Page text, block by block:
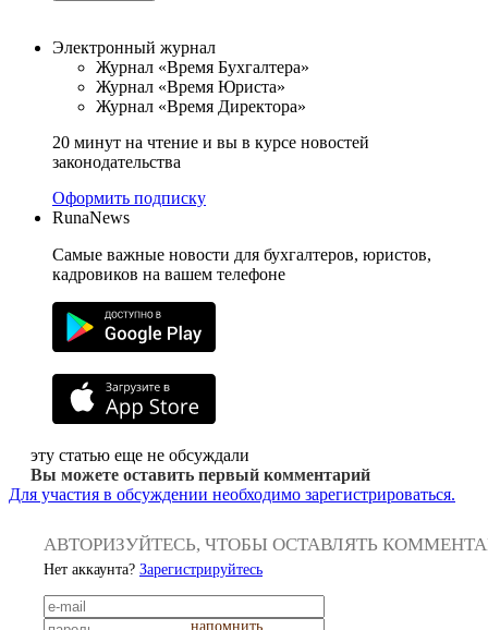
Электронный журнал
Журнал «Время Бухгалтера»
Журнал «Время Юриста»
Журнал «Время Директора»
20 минут на чтение и вы в курсе новостей
законодательства
Оформить подписку
RunaNews
Самые важные новости для бухгалтеров, юристов,
кадровиков на вашем телефоне
эту статью еще не обсуждали
Вы можете оставить первый комментарий
Для участия в обсуждении необходимо зарегистрироваться.
АВТОРИЗУЙТЕСЬ, ЧТОБЫ ОСТАВЛЯТЬ
Нет аккаунта? Зарегистрируйтесь
напомнить